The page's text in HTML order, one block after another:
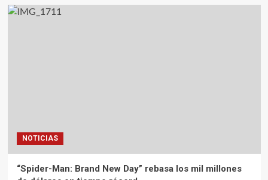
NOTICIAS
“Spider-Man: Brand New Day” rebasa los mil millones